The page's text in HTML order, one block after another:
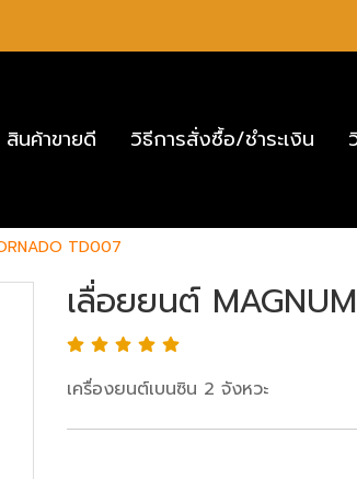
สินค้าขายดี วิธีการสั่งซื้อ/ชำระเงิน
TD007
เลื่อยยนต์
เครื่องยนต์เบนซิน 2 จังหวะ